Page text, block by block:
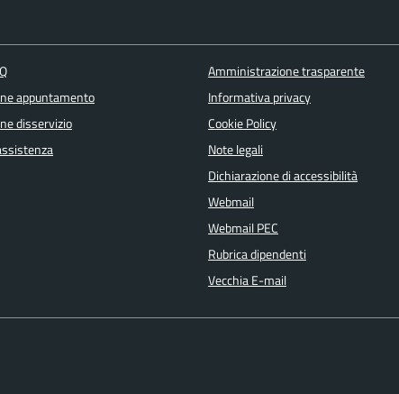
appuntamento
disservizio
Amministrazione trasparente
Informativa privacy
Cookie Policy
Note legali
Dichiarazione di accessibilità
Webmail
Webmail PEC
Rubrica dipendenti
Vecchia E-mail